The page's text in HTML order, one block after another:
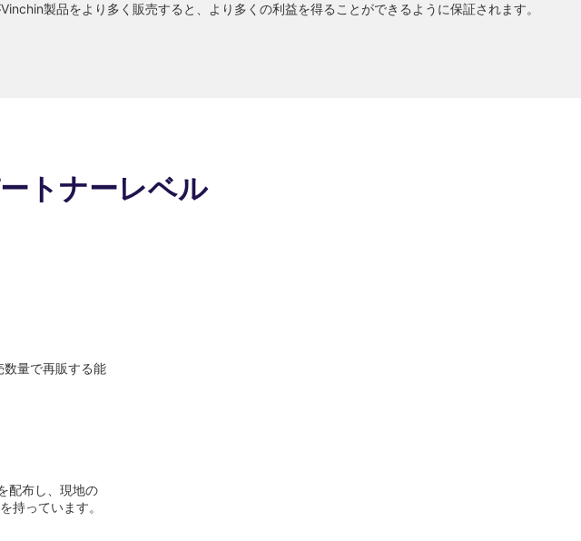
製品をより多く販売すると、より多くの利益を得ることができるように保証されます。
トナーレベル
量で再販する能
配布し、現地の
持っています。